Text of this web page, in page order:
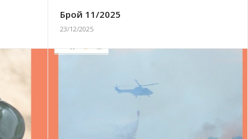
Брой 11/2025
23/12/2025